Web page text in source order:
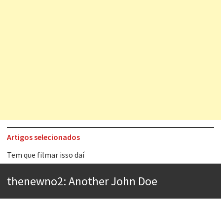
Artigos selecionados
Tem que filmar isso daí
thenewno2: Another John Doe